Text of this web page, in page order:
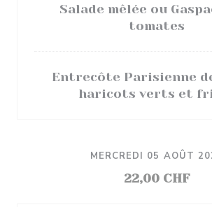
Salade mêlée ou
tomates
Entrecôte Parisienne
haricots verts et
MERCREDI 05 AOÛT
22,00 CHF